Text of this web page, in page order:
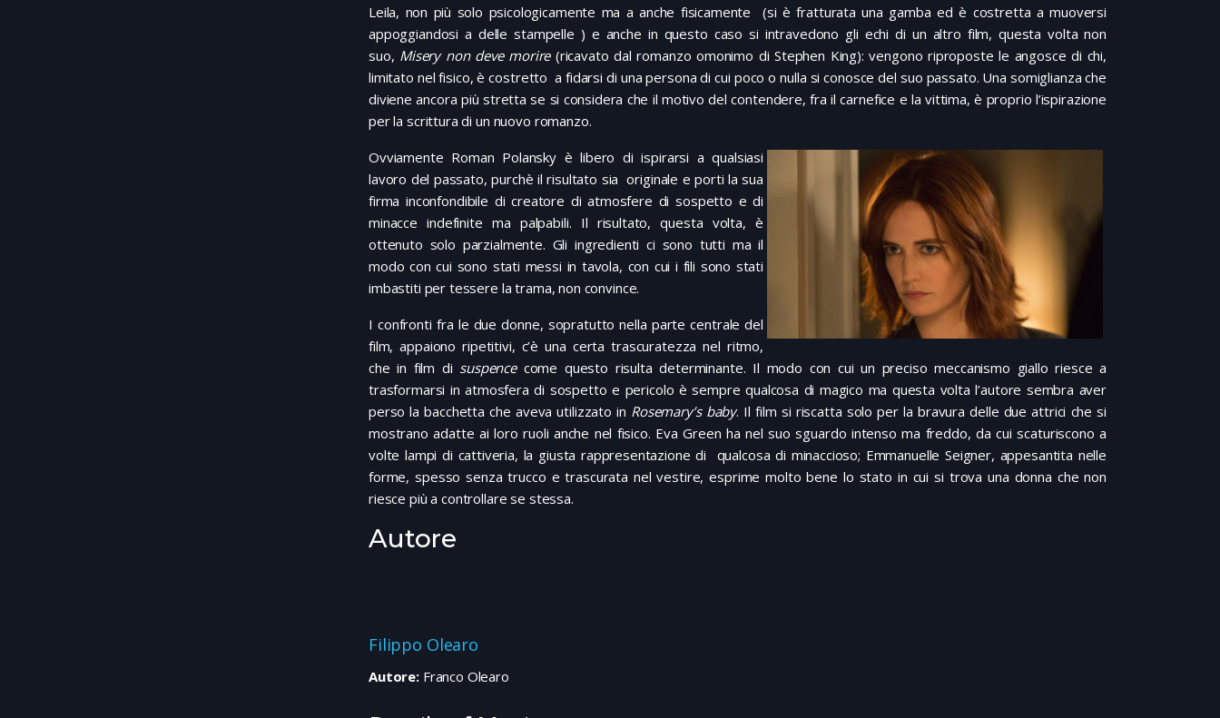
Leila, non più solo psicologicamente ma a anche fisicamente (si è fratturata una gamba ed è costretta a muoversi
appoggiandosi a delle stampelle ) e anche in questo caso si intravedono gli echi di un altro film, questa volta non
suo, Misery non deve morire (ricavato dal romanzo omonimo di Stephen King): vengono riproposte le angosce di chi,
limitato nel fisico, è costretto a fidarsi di una persona di cui poco o nulla si conosce del suo passato. Una somiglianza che
diviene ancora più stretta se si considera che il motivo del contendere, fra il carnefice e la vittima, è proprio l’ispirazione
per la scrittura di un nuovo romanzo.
Ovviamente Roman Polansky è libero di ispirarsi a qualsiasi
lavoro del passato, purchè il risultato sia originale e porti la sua
firma inconfondibile di creatore di atmosfere di sospetto e di
minacce indefinite ma palpabili. Il risultato, questa volta, è
ottenuto solo parzialmente. Gli ingredienti ci sono tutti ma il
modo con cui sono stati messi in tavola, con cui i fili sono stati
imbastiti per tessere la trama, non convince.
I confronti fra le due donne, sopratutto nella parte centrale del
film, appaiono ripetitivi, c’è una certa trascuratezza nel ritmo,
che in film di suspence come questo risulta determinante. Il modo con cui un preciso meccanismo giallo riesce a
trasformarsi in atmosfera di sospetto e pericolo è sempre qualcosa di magico ma questa volta l’autore sembra aver
perso la bacchetta che aveva utilizzato in Rosemary’s baby. Il film si riscatta solo per la bravura delle due attrici che si
mostrano adatte ai loro ruoli anche nel fisico. Eva Green ha nel suo sguardo intenso ma freddo, da cui scaturiscono a
volte lampi di cattiveria, la giusta rappresentazione di qualcosa di minaccioso; Emmanuelle Seigner, appesantita nelle
forme, spesso senza trucco e trascurata nel vestire, esprime molto bene lo stato in cui si trova una donna che non
riesce più a controllare se stessa.
Autore
Filippo Olearo
Autore:Franco Olearo